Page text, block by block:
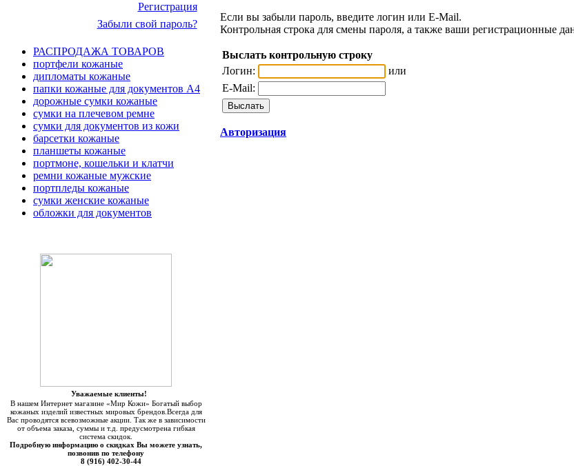
Регистрация
Забыли свой пароль?
РАСПРОДАЖА ТОВАРОВ
портфели кожаные
дипломаты кожаные
папки кожаные для документов А4
дорожные сумки кожаные
сумки на плечевом ремне
сумки для документов из кожи
барсетки кожаные
планшеты кожаные
портмоне, кошельки и клатчи
ремни кожаные мужские
портпледы кожаные
сумки женские кожаные
обложки для документов
Уважаемые клиенты!
В нашем Интернет магазине «Мир Кожи» Богатый выбор
кожаных изделий известных мировых брендов.Всегда для
Вас проводятся всевозможные акции. Так же в зависимости
от объема заказа, суммы и т.д. предусмотрена гибкая
система скидок.
Подробную информацию о скидках Вы можете узнать,
позвонив по телефону
8 (916) 402-30-44
Если вы забыли пароль, введите логин или E-Mail.
Контрольная строка для смены пароля, а также ваши регистрационные
Выслать контрольную строку
Логин:
или
E-Mail:
Авторизация